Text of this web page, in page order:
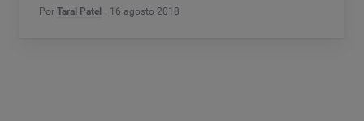
Por Taral Patel 16 agosto 2018